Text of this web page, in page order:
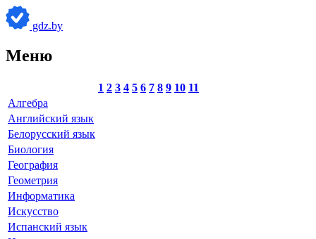
gdz.by
Меню
1 2 3 4 5 6 7 8 9 10 11
Алгебра
Английский язык
Белорусский язык
Биология
География
Геометрия
Информатика
Искусство
Испанский язык